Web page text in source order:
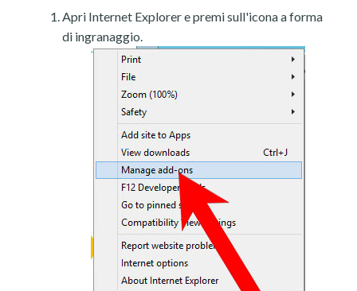
Apri Internet Explorer e premi sull'icona a forma
di ingranaggio.